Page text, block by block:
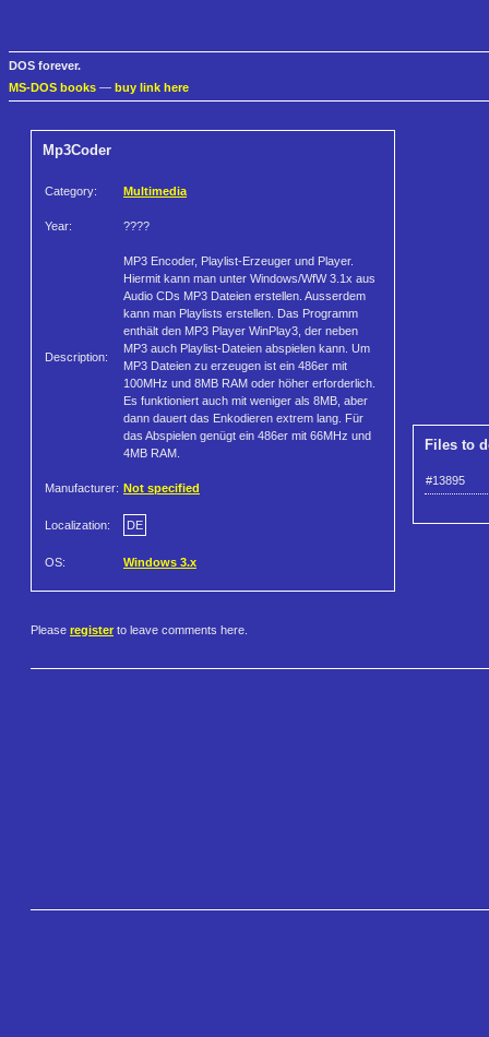
DOS forever.
MS-DOS books — buy link here
Mp3Coder
Category: Multimedia
Year: ????
Description:
MP3 Encoder, Playlist-Erzeuger und Player.
Hiermit kann man unter Windows/WfW 3.1x aus
Audio CDs MP3 Dateien erstellen. Ausserdem
kann man Playlists erstellen. Das Programm
enthält den MP3 Player WinPlay3, der neben
MP3 auch Playlist-Dateien abspielen kann. Um
MP3 Dateien zu erzeugen ist ein 486er mit
100MHz und 8MB RAM oder höher erforderlich.
Es funktioniert auch mit weniger als 8MB, aber
dann dauert das Enkodieren extrem lang. Für
das Abspielen genügt ein 486er mit 66MHz und
4MB RAM.
Manufacturer: Not specified
Localization: DE
OS: Windows 3.x
Files to
#13895
Please register to leave comments here.